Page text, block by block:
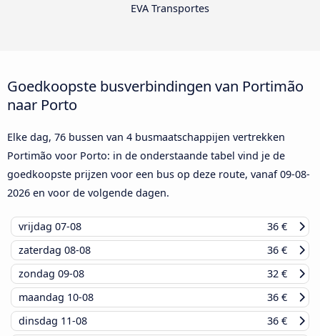
EVA Transportes
Goedkoopste busverbindingen van Portimão
naar Porto
Elke dag, 76 bussen van 4 busmaatschappijen vertrekken
Portimão voor Porto: in de onderstaande tabel vind je de
goedkoopste prijzen voor een bus op deze route, vanaf09-08-
2026 en voor de volgende dagen.
vrijdag 07-08
36 €
zaterdag 08-08
36 €
zondag 09-08
32 €
maandag 10-08
36 €
dinsdag 11-08
36 €